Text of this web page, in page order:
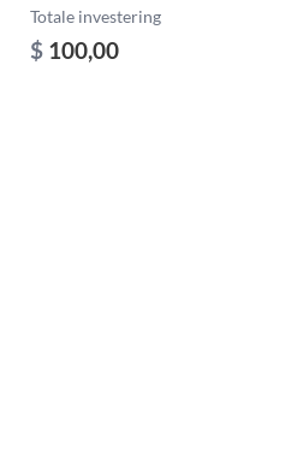
Totale investering
$ 100,00